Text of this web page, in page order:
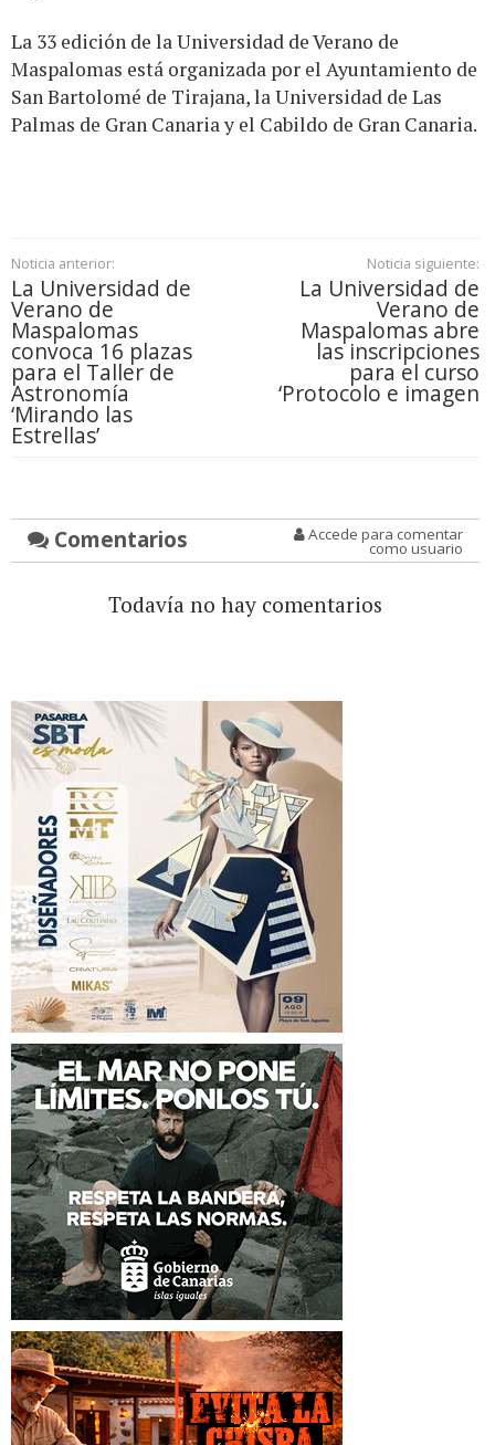
La 33 edición de la Universidad de Verano de
Maspalomas está organizada por el Ayuntamiento de
San Bartolomé de Tirajana, la Universidad de Las
Palmas de Gran Canaria y el Cabildo de Gran Canaria.
Noticia anterior:
La Universidad de
Verano de
Maspalomas
convoca 16 plazas
para el Taller de
Astronomía
‘Mirando las
Estrellas’
Noticia siguiente:
La Universidad de
Verano de
Maspalomas abre
las inscripciones
para el curso
‘Protocolo e imagen
Comentarios Accede para comentar
como usuario
Todavía no hay comentarios